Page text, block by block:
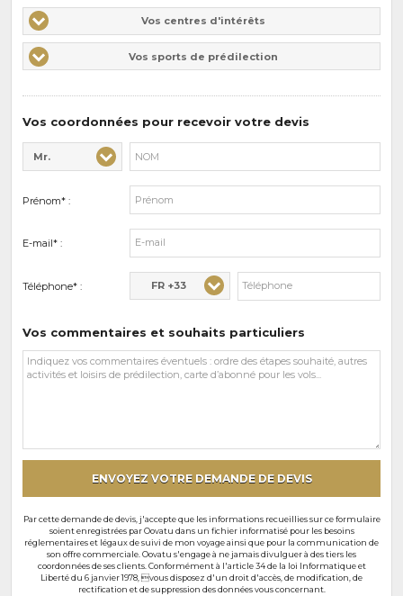
Vos
centres
d'intérêts
Vos centres d'intérêts
Vos
sports
de
Vos sports de prédilection
Vos coordonnées pour recevoir votre devis
Civilité* :
Mr.
Nom* :
Prénom* :
E-mail* :
Téléphone* : FR +33
Vos commentaires et souhaits particuliers
Vos
commentaires
ENVOYEZ VOTRE DEMANDE DE DEVIS
Par cette demande de devis, j'accepte que les informations recueillies sur ce formulaire
soient enregistrées par Oovatu dans un fichier informatisé pour les besoins
réglementaires et légaux de suivi de mon voyage ainsi que pour la communication de
son offre commerciale. Oovatu s'engage à ne jamais divulguer à des tiers les
coordonnées de ses clients. Conformément à l'article 34 de la loi Informatique et
Liberté du 6 janvier 1978, vous disposez d'un droit d'accès, de modification, de
rectification et de suppression des données vous concernant.